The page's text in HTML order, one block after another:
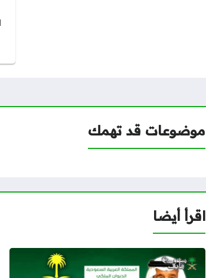
موضوعات قد تهمك
اقرأ أيضا